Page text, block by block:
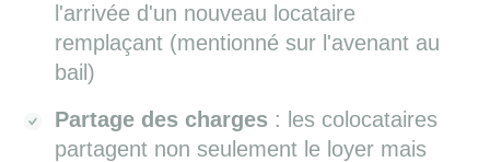
l'arrivée d'un nouveau locataire
remplaçant (mentionné sur l'avenant au
bail)
Partage des charges : les colocataires
partagent non seulement le loyer mais